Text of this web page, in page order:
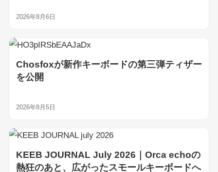
2026年8月6日
Chosfoxが新作キーボードの第三弾ティザー
を公開
2026年8月5日
KEEB JOURNAL July 2026｜Orca echoの
熱狂のあと、広がったスモールキーボードへ